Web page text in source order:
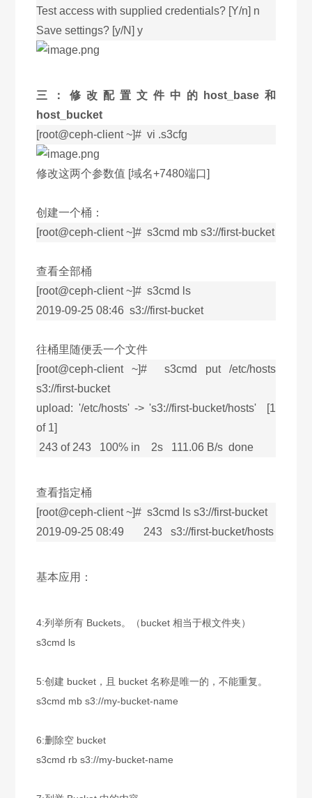
Test access with supplied credentials? [Y/n] n
Save settings? [y/N] y
三：修改配置文件中的host_base和
host_bucket
[root@ceph-client ~]# vi .s3cfg
修改这两个参数值 [域名+7480端口]
创建一个桶：
[root@ceph-client ~]# s3cmd mb s3://first-bucket
查看全部桶
[root@ceph-client ~]# s3cmd ls
2019-09-25 08:46 s3://first-bucket
往桶里随便丢一个文件
[root@ceph-client ~]# s3cmd put /etc/hosts
s3://first-bucket
upload: '/etc/hosts' -> 's3://first-bucket/hosts' [1
of 1]
243 of 243 100% in 2s 111.06 B/s done
查看指定桶
[root@ceph-client ~]# s3cmd ls s3://first-bucket
2019-09-25 08:49 243 s3://first-bucket/hosts
基本应用：
4:列举所有 Buckets。（bucket 相当于根文件夹）
s3cmd ls
5:创建 bucket，且 bucket 名称是唯一的，不能重复。
s3cmd mb s3://my-bucket-name
6:删除空 bucket
s3cmd rb s3://my-bucket-name